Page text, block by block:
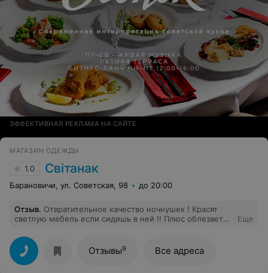
ЭФФЕКТИВНАЯ РЕКЛАМА НА САЙТЕ
МАГАЗИН ОДЕЖДЫ
1.0 Свiтанак
Барановичи, ул. Советская, 98 до 20:00
Отзыв. Отвратительное качество ночнушек ! Красят
светлую мебель если сидишь в ней !! Плюс облезает
покрывается катышками !!
Еще
Отзывы9 Все адреса